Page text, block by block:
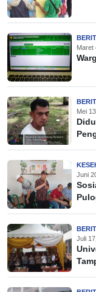
Maret
Mei
Juni
Juli